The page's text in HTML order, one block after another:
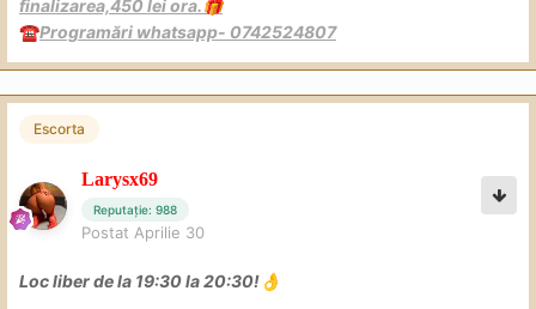
finalizarea,450 lei ora.🎁
☎️Programări whatsapp- 0742524807
Escorta
Larysx69
Reputație: 988
Postat Aprilie 30
Loc liber de la 19:30 la 20:30! 👌